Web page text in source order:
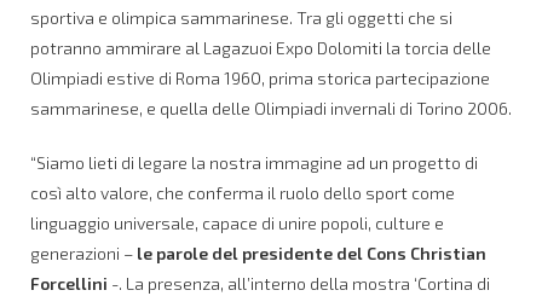
sportiva e olimpica sammarinese. Tra gli oggetti che si
potranno ammirare al Lagazuoi Expo Dolomiti la torcia delle
Olimpiadi estive di Roma 1960, prima storica partecipazione
sammarinese, e quella delle Olimpiadi invernali di Torino 2006.
“Siamo lieti di legare la nostra immagine ad un progetto di
così alto valore, che conferma il ruolo dello sport come
linguaggio universale, capace di unire popoli, culture e
generazioni – le parole del presidente del Cons Christian
Forcellini -. La presenza, all’interno della mostra ‘Cortina di